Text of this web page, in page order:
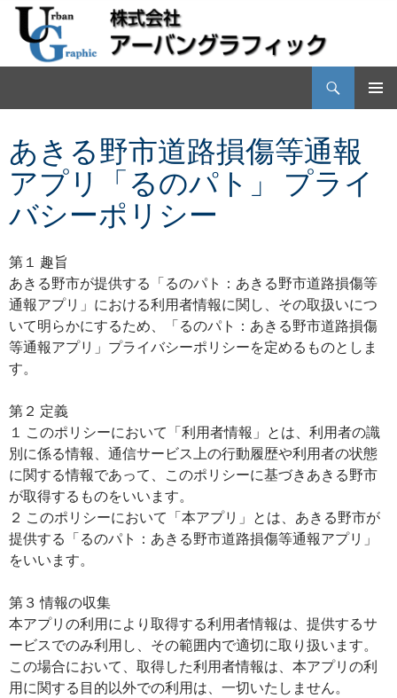
テ
ン
ツ
へ
ス
ッ
プ
あきる野市道路損傷等通報
アプリ「るのパト」 プライ
バシーポリシー
第１ 趣旨
あきる野市が提供する「るのパト：あきる野市道路損傷等
通報アプリ」における利用者情報に関し、その取扱いにつ
いて明らかにするため、「るのパト：あきる野市道路損傷
等通報アプリ」プライバシーポリシーを定めるものとしま
す。
第２ 定義
１ このポリシーにおいて「利用者情報」とは、利用者の識
別に係る情報、通信サービス上の行動履歴や利用者の状態
に関する情報であって、このポリシーに基づきあきる野市
が取得するものをいいます。
２ このポリシーにおいて「本アプリ」とは、あきる野市が
提供する「るのパト：あきる野市道路損傷等通報アプリ」
をいいます。
第３ 情報の収集
本アプリの利用により取得する利用者情報は、提供するサ
ービスでのみ利用し、その範囲内で適切に取り扱います。
この場合において、取得した利用者情報は、本アプリの利
用に関する目的以外での利用は、一切いたしません。